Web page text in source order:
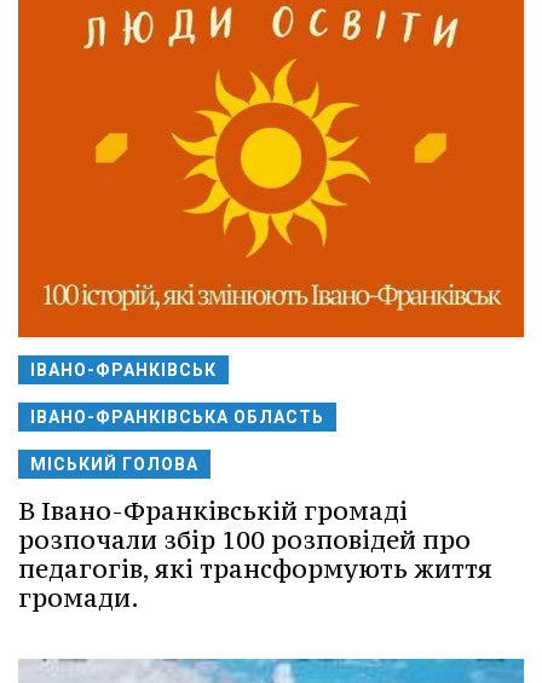
ІВАНО-ФРАНКІВСЬК
ІВАНО-ФРАНКІВСЬКА ОБЛАСТЬ
МІСЬКИЙ ГОЛОВА
В Івано-Франківській громаді
розпочали збір 100 розповідей про
педагогів, які трансформують життя
громади.